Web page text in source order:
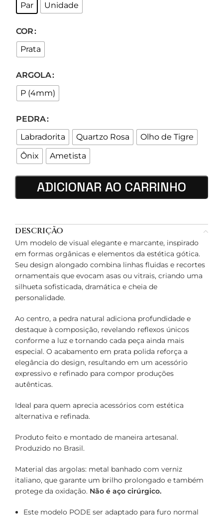
Par
Unidade
COR
Prata
ARGOLA
P (4mm)
PEDRA
Labradorita
Quartzo Rosa
Olho de Tigre
Ônix
Ametista
ADICIONAR AO CARRINHO
DESCRIÇÃO
Um modelo de visual elegante e marcante, inspirado
em formas orgânicas e elementos da estética gótica.
Seu design alongado combina linhas fluidas e recortes
ornamentais que evocam asas ou vitrais, criando uma
silhueta sofisticada, dramática e cheia de
personalidade.
Ao centro, a pedra natural adiciona profundidade e
destaque à composição, revelando reflexos únicos
conforme a luz e tornando cada peça ainda mais
especial. O acabamento em prata polida reforça a
elegância do design, resultando em um acessório
expressivo e refinado para compor produções
autênticas.
Ideal para quem aprecia acessórios com estética
alternativa e refinada.
Produto feito e montado de maneira artesanal.
Produzido no Brasil.
Material das argolas: metal banhado com verniz
italiano, que garante um brilho prolongado e também
protege da oxidação. Não é aço cirúrgico.
Este modelo PODE ser adaptado para furo normal